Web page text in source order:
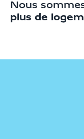
carte
de
résultats
Nous
plus de